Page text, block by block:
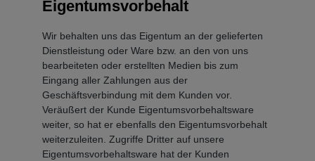
Eigentumsvorbehalt
Wir behalten uns das Eigentum an der gelieferten
Dienstleistung oder Ware bzw. an den von uns
bearbeiteten oder erstellten Medien bis zum
Eingang aller Zahlungen aus der
Geschäftsverbindung mit dem Kunden vor.
Veräußert der Kunde Eigentumsvorbehaltsware
weiter, so hat er ebenfalls den Eigentumsvorbehalt
weiterzuleiten. Zugriffe Dritter auf unsere
Eigentumsvorbehaltsware hat der Kunden